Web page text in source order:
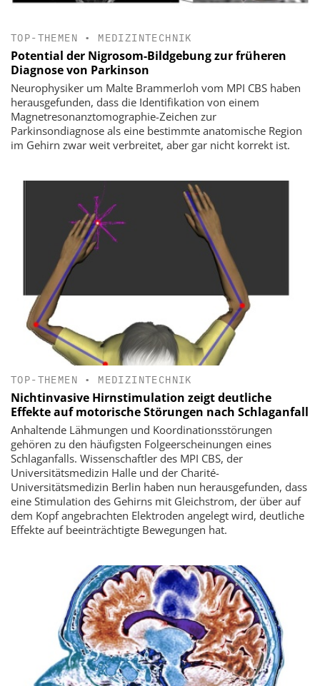
TOP-THEMEN • MEDIZINTECHNIK
Potential der Nigrosom-Bildgebung zur früheren
Diagnose von Parkinson
Neurophysiker um Malte Brammerloh vom MPI CBS haben
herausgefunden, dass die Identifikation von einem
Magnetresonanztomographie-Zeichen zur
Parkinsondiagnose als eine bestimmte anatomische Region
im Gehirn zwar weit verbreitet, aber gar nicht korrekt ist.
TOP-THEMEN • MEDIZINTECHNIK
Nichtinvasive Hirnstimulation zeigt deutliche
Effekte auf motorische Störungen nach Schlaganfall
Anhaltende Lähmungen und Koordinationsstörungen
gehören zu den häufigsten Folgeerscheinungen eines
Schlaganfalls. Wissenschaftler des MPI CBS, der
Universitätsmedizin Halle und der Charité-
Universitätsmedizin Berlin haben nun herausgefunden, dass
eine Stimulation des Gehirns mit Gleichstrom, der über auf
dem Kopf angebrachten Elektroden angelegt wird, deutliche
Effekte auf beeinträchtigte Bewegungen hat.